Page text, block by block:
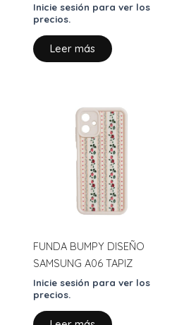
Inicie sesión para ver los
precios.
Leer más
FUNDA BUMPY DISEÑO
SAMSUNG A06 TAPIZ
Inicie sesión para ver los
precios.